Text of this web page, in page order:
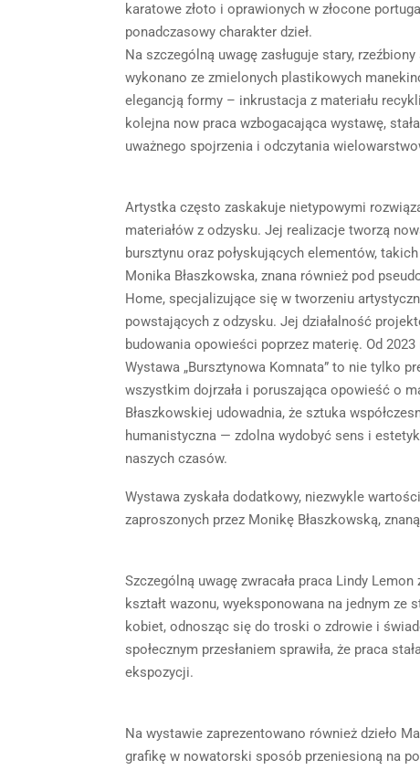
karatowe złoto i oprawionych w złocone
ponadczasowy charakter dzieł.
Na szczególną uwagę zasługuje stary,
wykonano ze zmielonych plastikowych
elegancją formy – inkrustacja z materiału
kolejna now praca wzbogacająca wystawę,
uważnego spojrzenia i odczytania
Artystka często zaskakuje nietypowymi
materiałów z odzysku. Jej realizacje tworzą
bursztynu oraz połyskujących elementów,
Monika Błaszkowska, znana również pod
Home, specjalizujące się w tworzeniu
powstających z odzysku. Jej działalność
budowania opowieści poprzez materię. Od
Wystawa „Bursztynowa Komnata” to nie tylko
wszystkim dojrzała i poruszająca opowieść o
Błaszkowskiej udowadnia, że sztuka
humanistyczna — zdolna wydobyć sens i
naszych czasów.
Wystawa zyskała dodatkowy, niezwykle
zaproszonych przez Monikę Błaszkowską,
Szczególną uwagę zwracała praca Lindy
kształt wazonu, wyeksponowana na jednym ze
kobiet, odnosząc się do troski o zdrowie i
społecznym przesłaniem sprawiła, że praca
ekspozycji.
Na wystawie zaprezentowano również dzieło
grafikę w nowatorski sposób przeniesioną na